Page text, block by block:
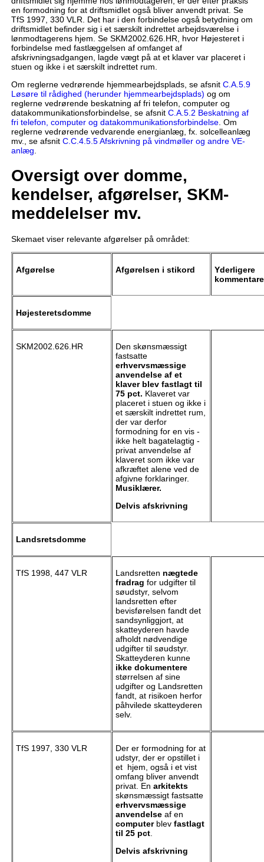
en formodning for at driftsmidlet også bliver anvendt privat. Se
TfS 1997, 330 VLR. Det har i den forbindelse også betydning om
driftsmidlet befinder sig i et særskilt indrettet arbejdsværelse i
lønmodtagerens hjem. Se SKM2002.626.HR, hvor Højesteret i
forbindelse med fastlæggelsen af omfanget af
afskrivningsadgangen, lagde vægt på at et klaver var placeret i
stuen og ikke i et særskilt indrettet rum.
Om reglerne vedrørende hjemmearbejdsplads, se afsnit C.A.5.9
Løsøre til rådighed (herunder hjemmearbejdsplads) og om
reglerne vedrørende beskatning af fri telefon, computer og
datakommunikationsforbindelse, se afsnit C.A.5.2 Beskatning af
fri telefon, computer og datakommunikationsforbindelse. Om
reglerne vedrørende vedvarende energianlæg, fx. solcelleanlæg
mv., se afsnit C.C.4.5.5 Afskrivning på vindmøller og andre VE-
anlæg
Oversigt over domme,
kendelser, afgørelser, SKM-
meddelelser mv.
Skemaet viser relevante afgørelser på området:
Afgørelse Afgørelsen i stikord
Yderligere
Højesteretsdomme
SKM2002.626.HR
Den skønsmæssigt
fastsatte
erhvervsmæssige
anvendelse af et
klaver blev fastlagt til
75 pct. Klaveret var
placeret i stuen og ikke i
et særskilt indrettet rum,
der var derfor
formodning for en vis -
ikke helt bagatelagtig -
privat anvendelse af
klaveret som ikke var
afkræftet alene ved de
afgivne forklaringer.
Musiklærer.
Delvis afskrivning
Landsretsdomme
TfS 1998, 447 VLR Landsretten nægtede
fradrag for udgifter til
søudstyr, selvom
landsretten efter
bevisførelsen fandt det
sandsynliggjort, at
skatteyderen havde
afholdt nødvendige
udgifter til søudstyr.
Skatteyderen kunne
ikke dokumentere
størrelsen af sine
udgifter og Landsretten
fandt, at risikoen herfor
påhvilede skatteyderen
selv.
TfS 1997, 330 VLR
Der er formodning for at
udstyr, der er opstillet i
et hjem, også i et vist
omfang bliver anvendt
privat. En arkitekts
skønsmæssigt fastsatte
erhvervsmæssige
anvendelseaf en
computerblev fastlagt
til 25 pct.
Delvis afskrivning